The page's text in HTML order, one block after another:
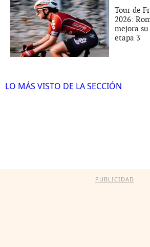
Tour de
2026:
mejora
etapa 3
LO MÁS VISTO DE LA SECCIÓN
PUBLICIDAD